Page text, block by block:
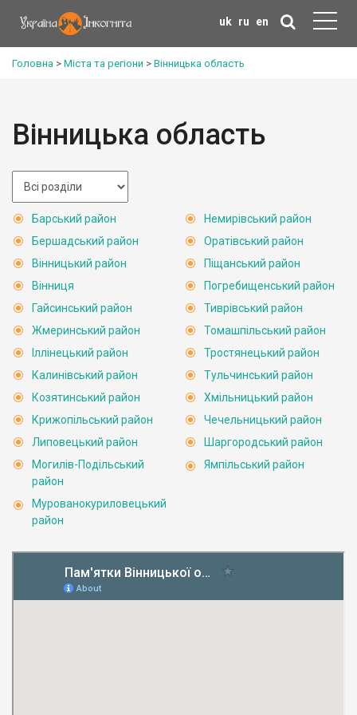
uk ru en
Головна > Міста та регіони > Вінницька область
Вінницька область
Барський район
Бершадський район
Вінницький район
Вінниця
Гайсинський район
Жмеринський район
Іллінецький район
Калинівський район
Козятинський район
Крижопільський район
Липовецький район
Могилів-Подільський
район
Мурованокуриловецький
район
Немирівський район
Оратівський район
Піщанський район
Погребищенський район
Тиврівський район
Томашпільський район
Тростянецький район
Тульчинський район
Хмільницький район
Чечельницький район
Шаргородський район
Ямпільський район